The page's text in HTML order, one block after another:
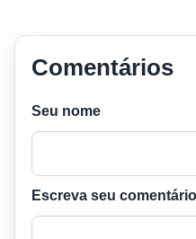
Comentários
Seu nome
Escreva seu comentário